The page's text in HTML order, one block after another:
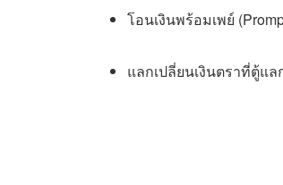
โอนเงินพร้อมเพย์
แลกเปลี่ยนเงินตราที่ตู้แล